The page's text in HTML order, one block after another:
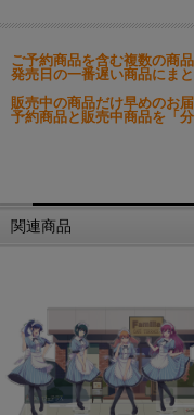
ご予約商品を含む複数の商
発売日の一番遅い商品にま
販売中の商品だけ早めのお
予約商品と販売中商品を「
関連商品